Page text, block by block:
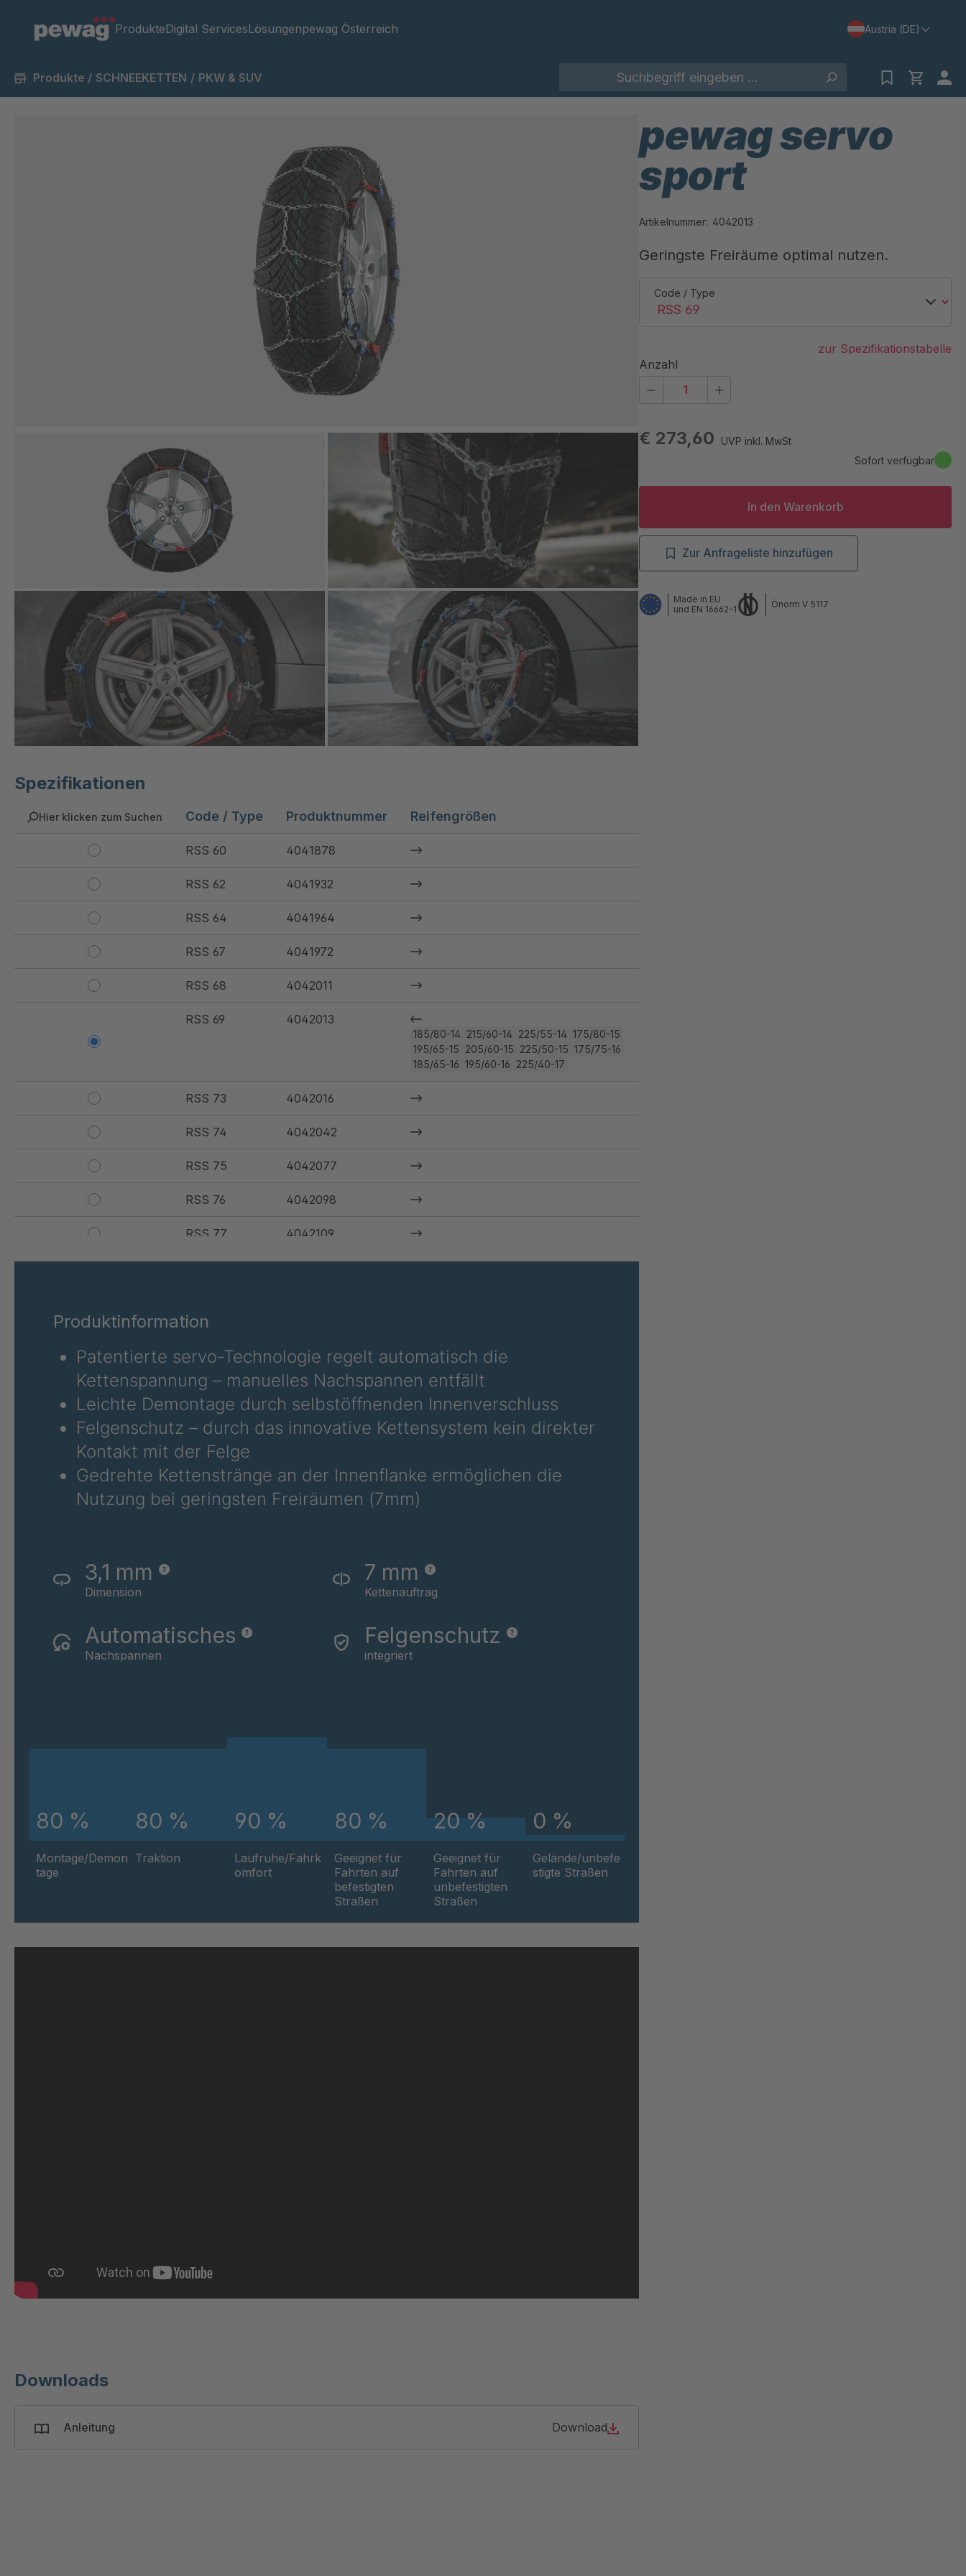
ProdukteDigital ServicesLösungenpewag Österreich Austria (DE)
Produkte / SCHNEEKETTEN / PKW & SUV
Spezifikationen
Hier klicken zum Suchen Code / Type Produktnummer Reifengrößen
RSS 60 4041878
RSS 62 4041932
RSS 64 4041964
RSS 67 4041972
RSS 68 4042011
RSS 69 4042013
185/80-14 215/60-14 225/55-14 175/80-15
195/65-15 205/60-15 225/50-15 175/75-16
185/65-16 195/60-16 225/40-17
RSS 73 4042016
RSS 74 4042042
RSS 75 4042077
RSS 76 4042098
RSS 77 4042109
Produktinformation
Patentierte servo-Technologie regelt automatisch die
Kettenspannung – manuelles Nachspannen entfällt
Leichte Demontage durch selbstöffnenden Innenverschluss
Felgenschutz – durch das innovative Kettensystem kein direkter
Kontakt mit der Felge
Gedrehte Kettenstränge an der Innenflanke ermöglichen die
Nutzung bei geringsten Freiräumen (7mm)
3,1 mm
Dimension
7 mm
Kettenauftrag
Automatisches
Nachspannen
Felgenschutz
integriert
80 %
Montage/Demon
tage
80 %
Traktion
90 %
Laufruhe/Fahrk
omfort
80 %
Geeignet für
Fahrten auf
befestigten
Straßen
20 %
Geeignet für
Fahrten auf
unbefestigten
Straßen
0 %
Gelände/unbefe
stigte Straßen
Downloads
Anleitung Download
pewag servo
sport
Artikelnummer: 4042013
Geringste Freiräume optimal nutzen.
€ 273,60
UVP inkl. MwSt
Sofort verfügbar
Code / Type
zur Spezifikationstabelle
Anzahl
In den Warenkorb
Zur Anfrageliste hinzufügen
Made in EU
und EN 16662-1
Önorm V 5117